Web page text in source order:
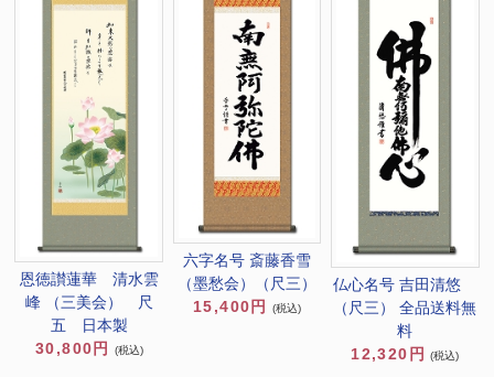
恩徳讃蓮華 清水雲
峰 （三美会） 尺
五 日本製
30,800円
(税込)
六字名号 斎藤香雪
（墨愁会）（尺三）
15,400円
(税込)
仏心名号 吉田清悠
（尺三） 全品送料無
料
12,320円
(税込)